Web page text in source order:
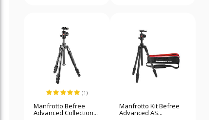
(1)
Manfrotto Befree
Advanced Collection...
Manfrotto Kit Befree
Advanced AS...